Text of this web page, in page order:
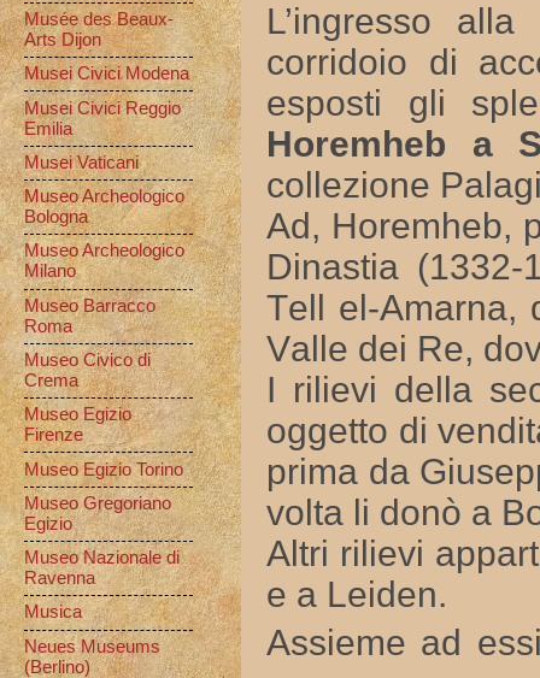
L’ingresso
corridoio di
esposti gli
Horemheb a
collezione
Ad, Horemheb,
Dinastia
Tell el-Amarna,
Valle dei Re,
I rilievi della
oggetto di
prima da
volta li donò a
Altri rilievi
e a Leiden.
Assieme ad
Musée des Beaux-
Arts Dijon
Musei Civici Modena
Musei Civici Reggio
Emilia
Musei Vaticani
Museo Archeologico
Bologna
Museo Archeologico
Milano
Museo Barracco
Roma
Museo Civico di
Crema
Museo Egizio
Firenze
Museo Egizio Torino
Museo Gregoriano
Egizio
Museo Nazionale di
Ravenna
Musica
Neues Museums
(Berlino)